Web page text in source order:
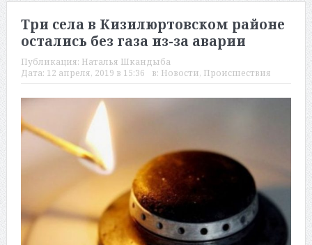
Три села в Кизилюртовском районе
остались без газа из-за аварии
Публикация: Наталья Шкандыба
Дата: 12 апреля, 2019 в 15:36 в: Новости, Происшествия